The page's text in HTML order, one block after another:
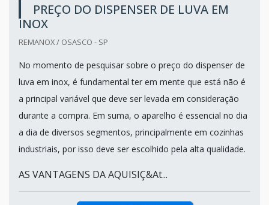
PREÇO DO DISPENSER DE LUVA EM
INOX
REMANOX / OSASCO - SP
No momento de pesquisar sobre o preço do dispenser de
luva em inox, é fundamental ter em mente que está não é
a principal variável que deve ser levada em consideração
durante a compra. Em suma, o aparelho é essencial no dia
a dia de diversos segmentos, principalmente em cozinhas
industriais, por isso deve ser escolhido pela alta qualidade.
AS VANTAGENS DA AQUISIÇ&At...